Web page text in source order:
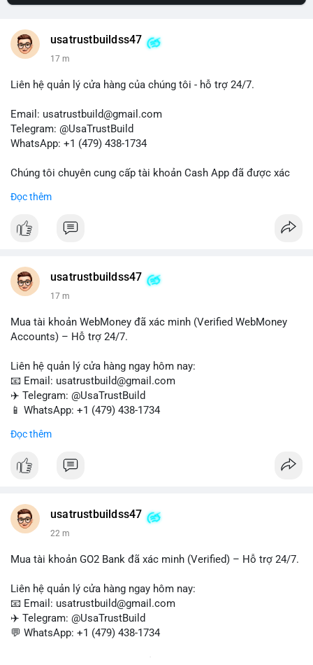
usatrustbuildss47
17 m
Liên hệ quản lý cửa hàng của chúng tôi - hỗ trợ 24/7.
Email: usatrustbuild@gmail.com
Telegram: @UsaTrustBuild
WhatsApp: +1 (479) 438-1734
Chúng tôi chuyên cung cấp tài khoản Cash App đã được xác
marketing, SEO, SMM, chuyển tiền, gửi tiền qua di động, thanh
#buyverifiedcashappaccounts #marketing
#trendingnow
#sendmoney
Đọc thêm
usatrustbuildss47
17 m
Mua tài khoản WebMoney đã xác minh (Verified WebMoney
Accounts) – Hỗ trợ 24/7.
Liên hệ quản lý cửa hàng ngay hôm nay:
📧 Email: usatrustbuild@gmail.com
✈️ Telegram: @UsaTrustBuild
📱 WhatsApp: +1 (479) 438-1734
Tài khoản WebMoney xác minh sẵn sàng – giao dịch nhanh
và chuyển tiền quốc tế.
#verifiedaccounts #onlinepayment
#trustbuild
Đọc thêm
usatrustbuildss47
22 m
Mua tài khoản GO2 Bank đã xác minh (Verified) – Hỗ trợ 24/7.
Liên hệ quản lý cửa hàng ngay hôm nay:
📧 Email: usatrustbuild@gmail.com
✈️ Telegram: @UsaTrustBuild
💬 WhatsApp: +1 (479) 438-1734